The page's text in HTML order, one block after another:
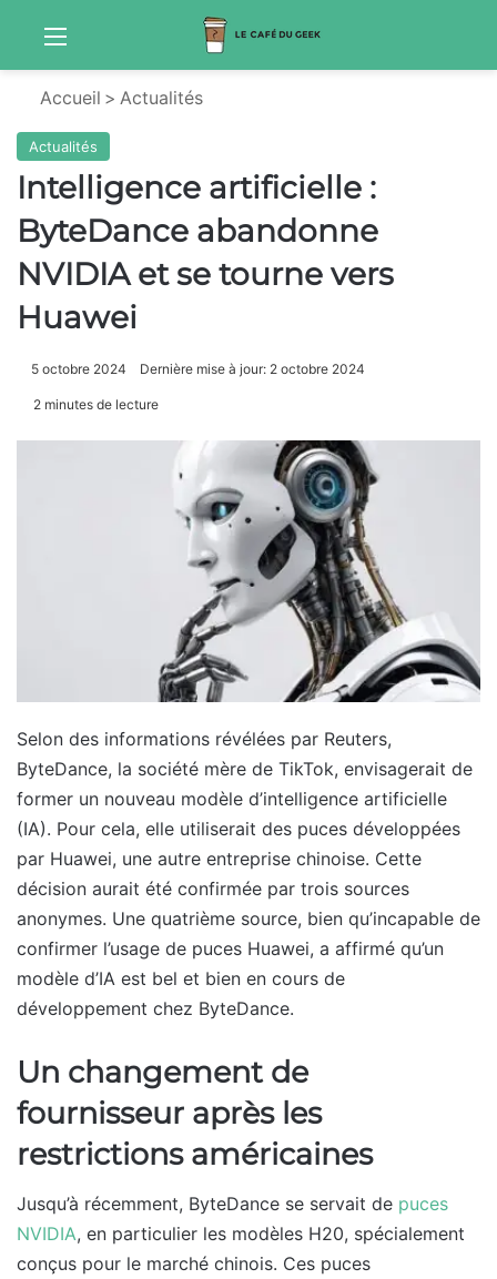
Menu
Accueil > Actualités
Actualités
Intelligence artificielle :
ByteDance abandonne
NVIDIA et se tourne vers
Huawei
5 octobre 2024 Dernière mise à jour: 2 octobre 2024
2 minutes de lecture
Selon des informations révélées par Reuters,
ByteDance, la société mère de TikTok, envisagerait de
former un nouveau modèle d’intelligence artificielle
(IA). Pour cela, elle utiliserait des puces développées
par Huawei, une autre entreprise chinoise. Cette
décision aurait été confirmée par trois sources
anonymes. Une quatrième source, bien qu’incapable de
confirmer l’usage de puces Huawei, a affirmé qu’un
modèle d’IA est bel et bien en cours de
développement chez ByteDance.
Un changement de
fournisseur après les
restrictions américaines
Jusqu’à récemment, ByteDance se servait de puces
NVIDIA, en particulier les modèles H20, spécialement
conçus pour le marché chinois. Ces puces